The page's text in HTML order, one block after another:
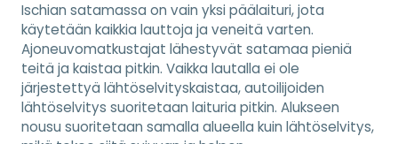
Ischian satamassa on vain yksi päälaituri, jota
käytetään kaikkia lauttoja ja veneitä varten.
Ajoneuvomatkustajat lähestyvät satamaa pieniä
teitä ja kaistaa pitkin. Vaikka lautalla ei ole
järjestettyä lähtöselvityskaistaa, autoilijoiden
lähtöselvitys suoritetaan laituria pitkin. Alukseen
nousu suoritetaan samalla alueella kuin lähtöselvitys,